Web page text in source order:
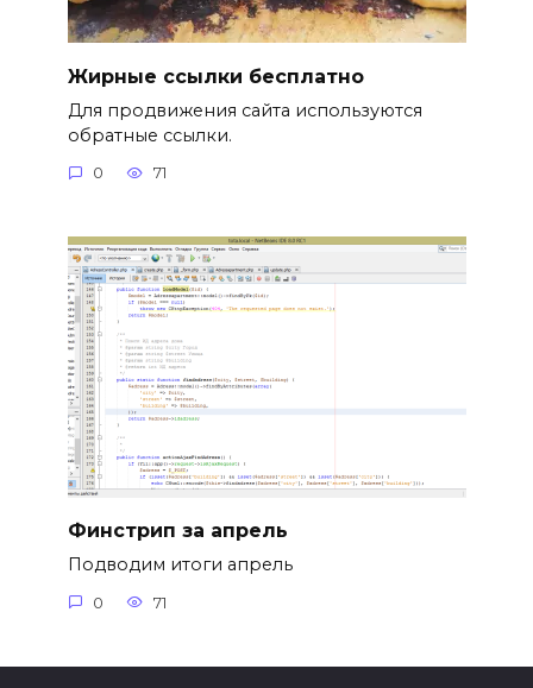
Жирные ссылки бесплатно
Для продвижения сайта используются
обратные ссылки.
0 71
Финстрип за апрель
Подводим итоги апрель
0 71